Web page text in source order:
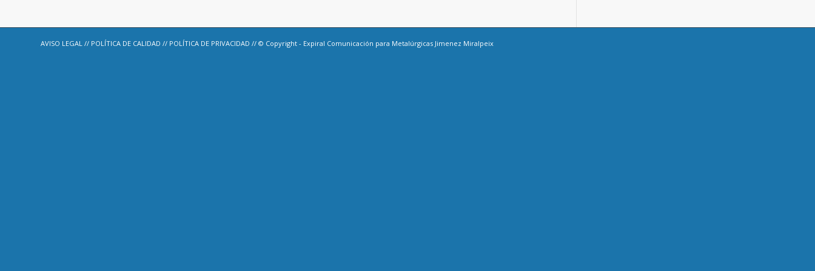
AVISO LEGAL // POLÍTICA DE CALIDAD // POLÍTICA DE PRIVACIDAD // © Copyright - Expiral Comunicación para Metalúrgicas Jimenez Miralpeix